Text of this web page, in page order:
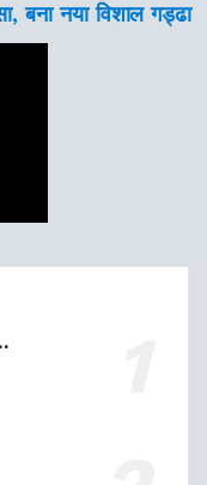
बना नया विशाल गड्ढा